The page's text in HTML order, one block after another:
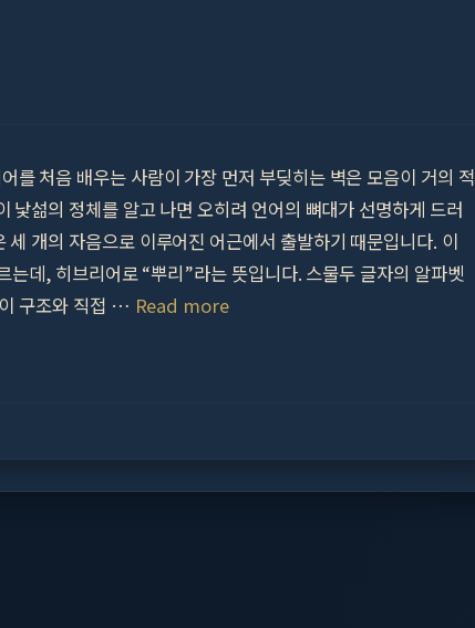
를 처음 배우는 사람이 가장 먼저 부딪히는 벽은 모음이 거의 적
낯섦의 정체를 알고 나면 오히려 언어의 뼈대가 선명하게 드러
세 개의 자음으로 이루어진 어근에서 출발하기 때문입니다. 이
데, 히브리어로 “뿌리”라는 뜻입니다. 스물두 글자의 알파벳
구조와 직접 … Read more